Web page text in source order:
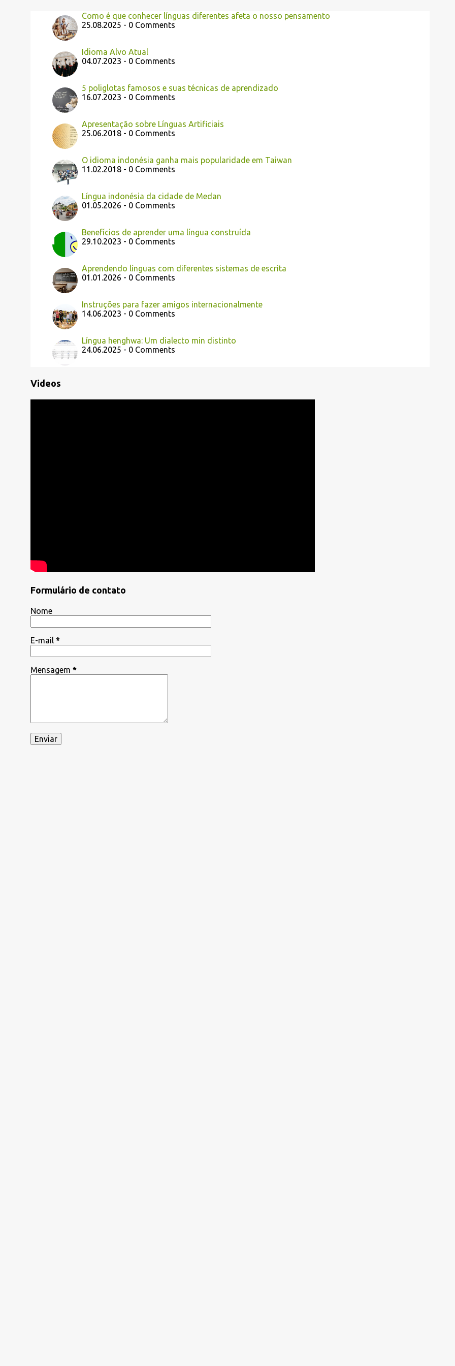
Como é que conhecer línguas diferentes afeta o nosso pensamento
25.08.2025 - 0 Comments
Idioma Alvo Atual
04.07.2023 - 0 Comments
5 poliglotas famosos e suas técnicas de aprendizado
16.07.2023 - 0 Comments
Apresentação sobre Línguas Artificiais
25.06.2018 - 0 Comments
O idioma indonésia ganha mais popularidade em Taiwan
11.02.2018 - 0 Comments
Língua indonésia da cidade de Medan
01.05.2026 - 0 Comments
Benefícios de aprender uma língua construída
29.10.2023 - 0 Comments
Aprendendo línguas com diferentes sistemas de escrita
01.01.2026 - 0 Comments
Instruções para fazer amigos internacionalmente
14.06.2023 - 0 Comments
Língua henghwa: Um dialecto min distinto
24.06.2025 - 0 Comments
Videos
Formulário de contato
Nome
E-mail *
Mensagem *